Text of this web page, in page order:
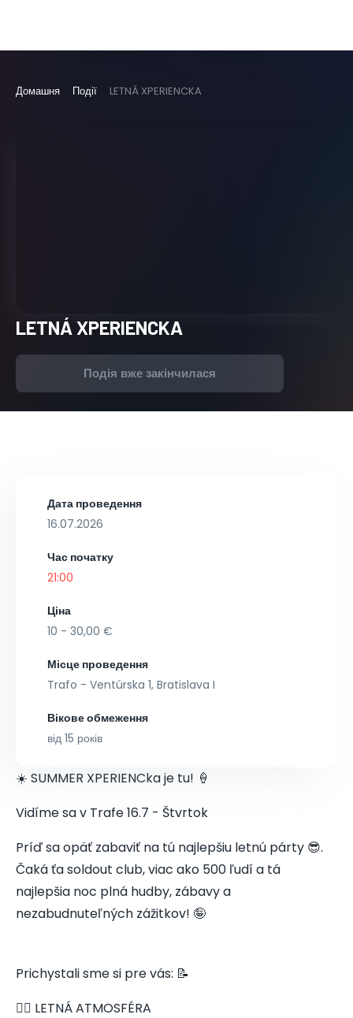
Домашня Події LETNÁ XPERIENCKA
LETNÁ XPERIENCKA
Подія вже закінчилася
Дата проведення
16.07.2026
Час початку
21:00
Ціна
10 - 30,00 €
Місце проведення
Trafo - Ventúrska 1, Bratislava I
Вікове обмеження
від 15 років
☀️ SUMMER XPERIENCka je tu! 🍦
Vidíme sa v Trafe 16.7 - Štvrtok
Príď sa opäť zabaviť na tú najlepšiu letnú párty 😎.
Čaká ťa soldout club, viac ako 500 ľudí a tá
najlepšia noc plná hudby, zábavy a
nezabudnuteľných zážitkov! 🤪
Prichystali sme si pre vás: 📝
👯‍♀️ LETNÁ ATMOSFÉRA